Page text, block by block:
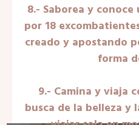
8.- Saborea y
por 18
creado y apostando
forma
9.- Camina y viaja
busca de la belleza y